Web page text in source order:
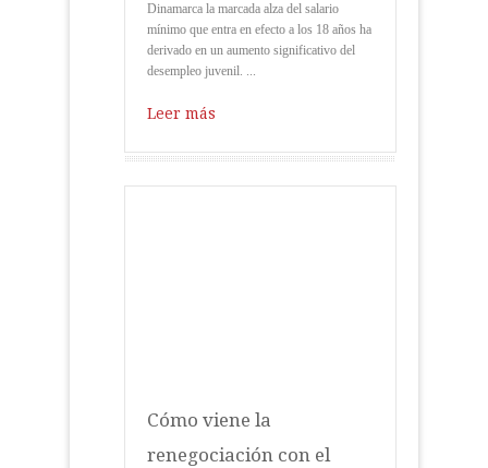
Dinamarca la marcada alza del salario
mínimo que entra en efecto a los 18 años ha
derivado en un aumento significativo del
desempleo juvenil. ...
Leer más
Cómo viene la
renegociación con el